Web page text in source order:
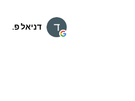
דניאל פ.